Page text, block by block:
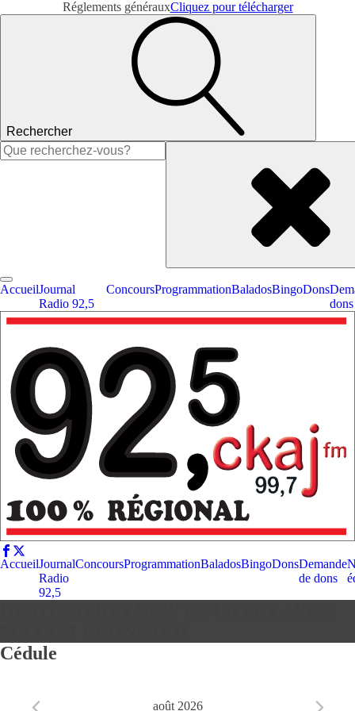
Réglements générauxCliquez pour télécharger
Rechercher
Rechercher :
AccueilJournal
Radio 92,5
ConcoursProgrammationBaladosBingoDons
dons
AccueilJournal
Radio
92,5
ConcoursProgrammationBaladosBingoDonsDemande
de dons
Cédule
août 2026